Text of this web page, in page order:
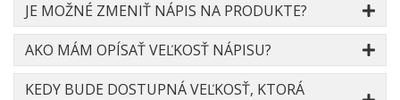
JE MOŽNÉ ZMENIŤ NÁPIS NA PRODUKTE?
AKO MÁM OPÍSAŤ VEĽKOSŤ NÁPISU?
KEDY BUDE DOSTUPNÁ VEĽKOSŤ, KTORÁ